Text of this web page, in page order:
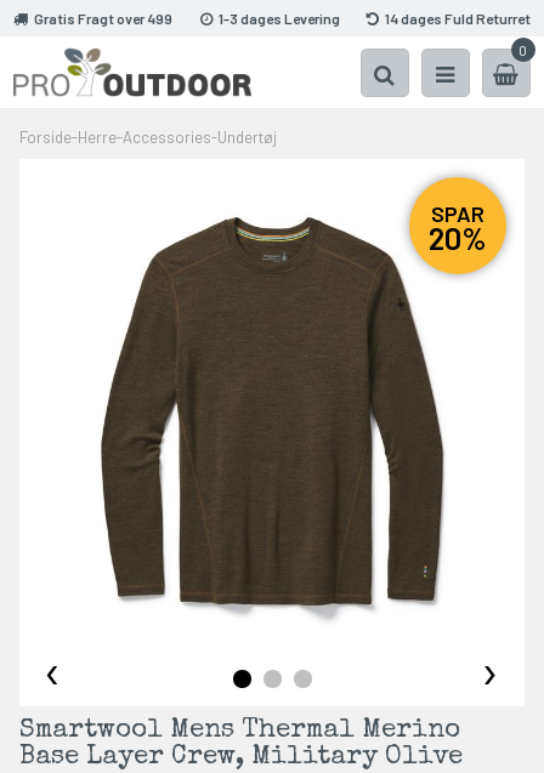
Gratis Fragt over 499 1-3 dages Levering
14 dages Fuld Returret
0
Forside-Herre-Accessories-Undertøj
SPAR
20%
‹ ›
Smartwool Mens Thermal Merino
Base Layer Crew, Military Olive